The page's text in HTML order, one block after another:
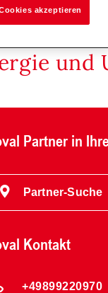
und
Partner in
Partner-Suche
Kontakt
+49899220970
akzeptieren